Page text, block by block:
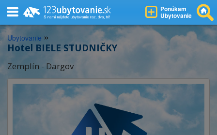
Ponúkam
Ubytovanie
Ubytovanie »
Hotel BIELE STUDNIČKY
Zemplín - Dargov